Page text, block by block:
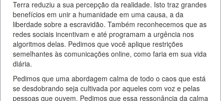
Terra reduziu a sua percepção da realidade. Isto traz grandes
benefícios em unir a humanidade em uma causa, a da
liberdade sobre a escravidão. Também reconhecemos que as
redes sociais incentivam e até programam a urgência nos
algoritmos delas. Pedimos que você aplique restrições
semelhantes às comunicações online, como faria em sua vida
diária.
Pedimos que uma abordagem calma de todo o caos que está
se desdobrando seja cultivada por aqueles com voz e pelas
pessoas que ouvem. Pedimos que essa ressonância da calma